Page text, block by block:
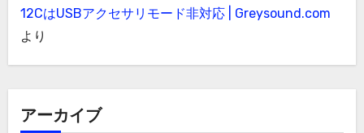
12CはUSBアクセサリモード非対応 | Greysound.com
より
アーカイブ